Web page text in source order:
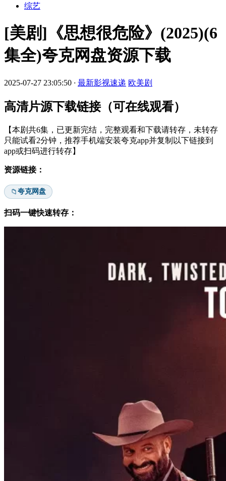
综艺
[美剧]《思想很危险》(2025)(6
集全)夸克网盘资源下载
2025-07-27 23:05:50 · 最新影视速递 欧美剧
高清片源下载链接（可在线观看）
【本剧共6集，已更新完结，完整观看和下载请转存，未转存
只能试看2分钟，推荐手机端安装夸克app并复制以下链接到
app或扫码进行转存】
资源链接：
📁夸克网盘
扫码一键快速转存：